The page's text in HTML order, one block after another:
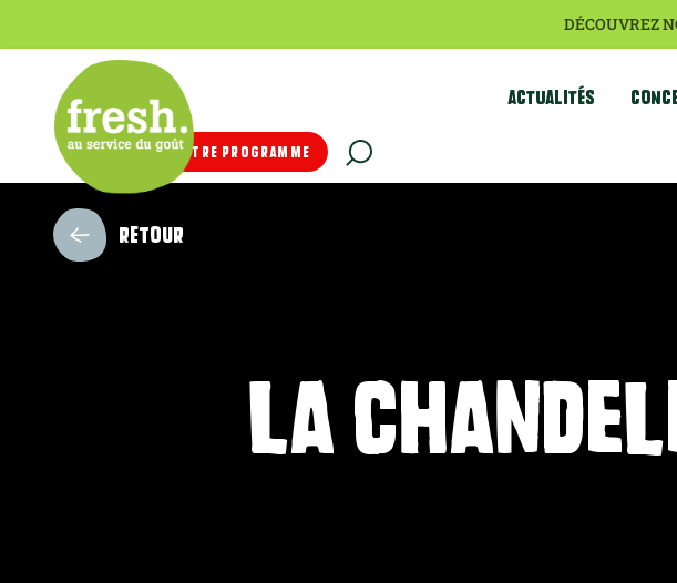
DÉCOUVREZ
ACTUALITÉS
REJOIGNEZ NOTRE PROGRAMME
La
RETOUR